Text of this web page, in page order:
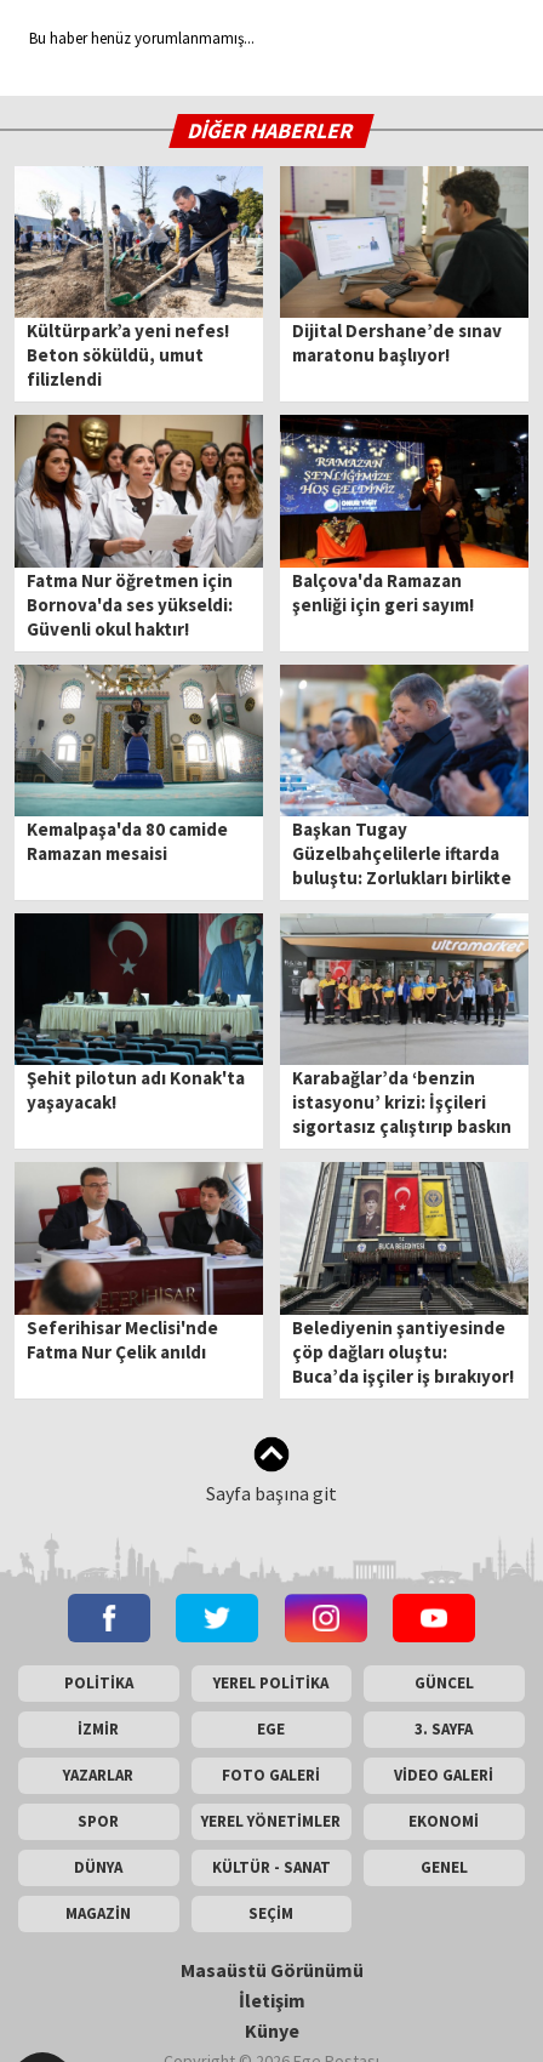
Bu haber henüz yorumlanmamış...
DİĞER HABERLER
Kültürpark’a yeni nefes!
Beton söküldü, umut
filizlendi
Dijital Dershane’de sınav
maratonu başlıyor!
Fatma Nur öğretmen için
Bornova'da ses yükseldi:
Güvenli okul haktır!
Balçova'da Ramazan
şenliği için geri sayım!
Kemalpaşa'da 80 camide
Ramazan mesaisi
Başkan Tugay
Güzelbahçelilerle iftarda
buluştu: Zorlukları birlikte
aşarız
Şehit pilotun adı Konak'ta
yaşayacak!
Karabağlar’da ‘benzin
istasyonu’ krizi: İşçileri
sigortasız çalıştırıp baskın
yediniz!
Seferihisar Meclisi'nde
Fatma Nur Çelik anıldı
Belediyenin şantiyesinde
çöp dağları oluştu:
Buca’da işçiler iş bırakıyor!
Sayfa başına git
POLİTİKA YEREL POLİTİKA GÜNCEL
İZMİR EGE 3. SAYFA
YAZARLAR FOTO GALERİ VİDEO GALERİ
SPOR YEREL YÖNETİMLER EKONOMİ
DÜNYA KÜLTÜR - SANAT GENEL
MAGAZİN SEÇİM
Masaüstü Görünümü
İletişim
Künye